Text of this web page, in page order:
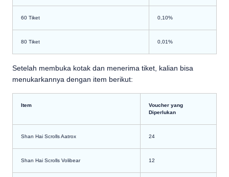
60 Tiket 0,10%
80 Tiket 0,01%
Setelah membuka kotak dan menerima tiket, kalian bisa
menukarkannya dengan item berikut:
Item
Voucher yang
Diperlukan
Shan Hai Scrolls Aatrox 24
Shan Hai Scrolls Volibear 12